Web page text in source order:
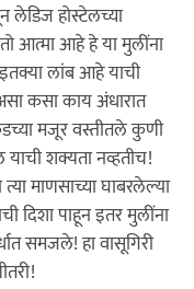
लेडिज होस्टेलच्या
आत्मा आहे हे या मुलींना
लांब आहे याची
कसा काय अंधारात
मजूर वस्तीतले कुणी
शक्यता नव्हतीच!
माणसाच्या घाबरलेल्या
पाहून इतर मुलींना
समजले! हा वासूगिरी